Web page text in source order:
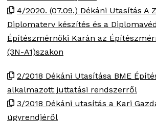
4/2020. (07.09.) Dékáni Utasítás A
Diplomaterv készítés és a
Építészmérnöki Karán az
(3N-A1)szakon
2/2018 Dékáni Utasítása BME
alkalmazott juttatási rendszerről
3/2018 Dékáni utasítás a Kari
ügyrendjéről